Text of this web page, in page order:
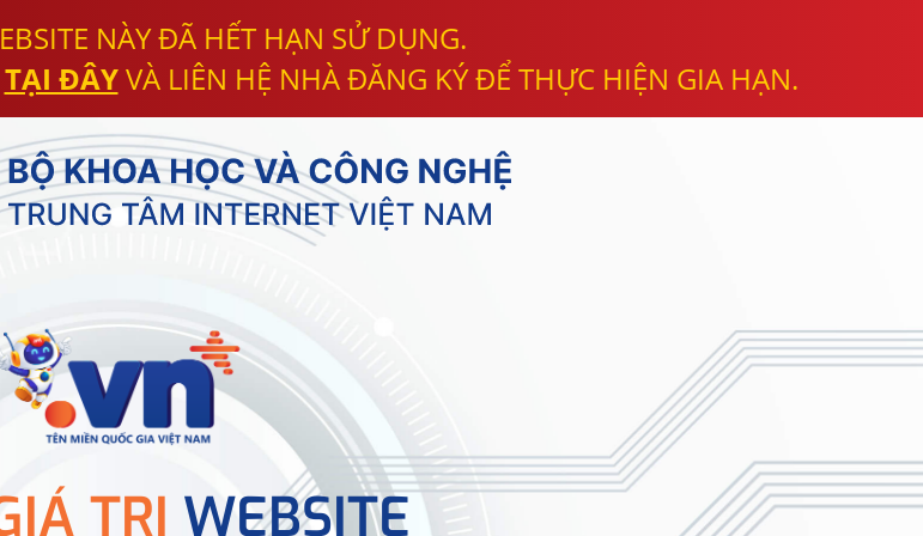
NÀY ĐÃ HẾT HẠN SỬ DỤNG.
TẠI ĐÂYVÀ LIÊN HỆ NHÀ ĐĂNG KÝ ĐỂ THỰC HIỆN GIA HẠN.
TRỊ WEBSITE